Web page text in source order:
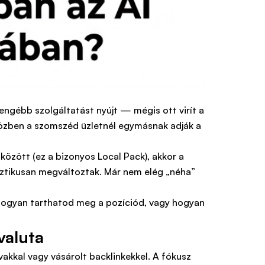
szolgáltatást nyújt — mégis ott virít a
a szomszéd üzletnél egymásnak adják a
(ez a bizonyos Local Pack), akkor a
megváltoztak. Már nem elég „néha”
tarthatod meg a pozíciód, vagy hogyan
vagy vásárolt backlinkekkel. A fókusz